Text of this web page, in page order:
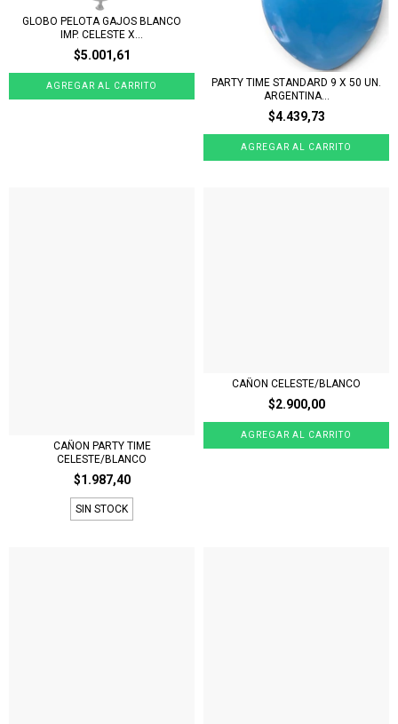
GLOBO PELOTA GAJOS BLANCO
IMP. CELESTE X...
$5.001,61
PARTY TIME STANDARD 9 X 50 UN.
ARGENTINA...
$4.439,73
CAÑON PARTY TIME
CELESTE/BLANCO
$1.987,40
SIN STOCK
CAÑON CELESTE/BLANCO
$2.900,00